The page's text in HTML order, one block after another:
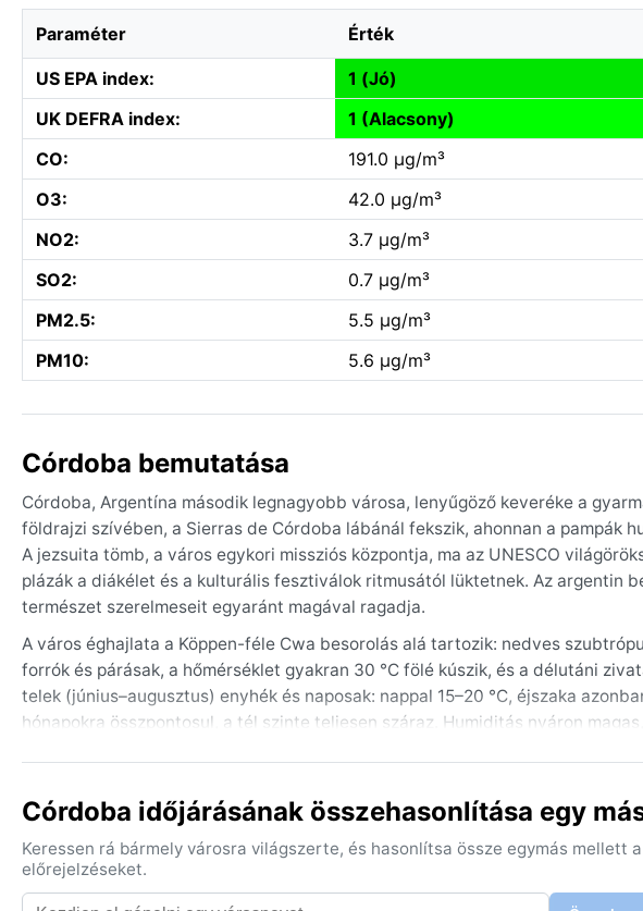
Paraméter Érték
US EPA index:
1 (Jó)
UK DEFRA index:
1 (Alacsony)
CO:
191.0 µg/m³
O3:
42.0 µg/m³
NO2:
3.7 µg/m³
SO2:
0.7 µg/m³
PM2.5:
5.5 µg/m³
PM10:
5.6 µg/m³
Córdoba bemutatása
Córdoba, Argentína második legnagyobb városa, lenyűgöző keveréke a
földrajzi szívében, a Sierras de Córdoba lábánál fekszik, ahonnan a pampák
A jezsuita tömb, a város egykori missziós központja, ma az UNESCO
plázák a diákélet és a kulturális fesztiválok ritmusától lüktetnek. Az argentin
természet szerelmeseit egyaránt magával ragadja.
A város éghajlata a Köppen-féle Cwa besorolás alá tartozik: nedves
forrók és párásak, a hőmérséklet gyakran 30 °C fölé kúszik, és a délutáni
telek (június–augusztus) enyhék és naposak: nappal 15–20 °C, éjszaka
hónapokra összpontosul, a tél szinte teljesen száraz. Humiditás nyáron
A legkellemesebb időjárást az ősz (március–május) és a tavasz
kevesebb a csapadék, és a táj a virágzás vagy a szüret színeiben pompázik.
közepén néhány napra visszatérő nyári meleg –, valamint a nyári jégesők,
rendkívül ritka, havonta legfeljebb pár alkalommal; köd inkább a kora reggeli
Córdoba időjárásának összehasonlítása egy
Keressen rá bármely városra világszerte, és hasonlítsa össze egymás mellett
előrejelzéseket.